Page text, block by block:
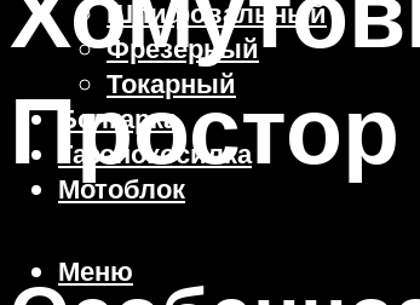
Шлифовальный
Фрезерный
Токарный
Болгарка
Газонокосилка
Мотоблок
Меню